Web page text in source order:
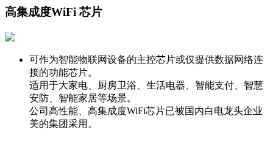
高集成度WiFi 芯片
可作为智能物联网设备的主控芯片或仅提供数据网络连
接的功能芯片。
适用于大家电、厨房卫浴、生活电器、智能支付、智慧
安防、智能家居等场景。
公司高性能、高集成度WiFi芯片已被国内白电龙头企业
美的集团采用。